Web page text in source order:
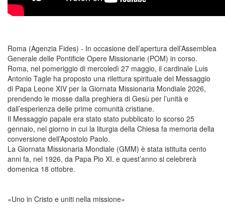
Roma (Agenzia Fides) - In occasione dell’apertura dell’Assemblea
Generale delle Pontificie Opere Missionarie (POM) in corso.
Roma, nel pomeriggio di mercoledì 27 maggio, il cardinale Luis
Antonio Tagle ha proposto una rilettura spirituale del Messaggio
di Papa Leone XIV per la Giornata Missionaria Mondiale 2026,
prendendo le mosse dalla preghiera di Gesù per l’unità e
dall’esperienza delle prime comunità cristiane.
Il Messaggio papale era stato stato pubblicato lo scorso 25
gennaio, nel giorno in cui la liturgia della Chiesa fa memoria della
conversione dell’Apostolo Paolo.
La Giornata Missionaria Mondiale (GMM) è stata istituita cento
anni fa, nel 1926, da Papa Pio XI. e quest’anno si celebrerà
domenica 18 ottobre.
«Uno in Cristo e uniti nella missione»